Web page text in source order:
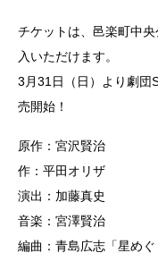
チケットは、邑楽町中
入いただけます。
3月31日（日）より劇団
売開始！
原作：宮沢賢治
作：平田オリザ
演出：加藤真史
音楽：宮澤賢治
編曲：青島広志「星めぐ